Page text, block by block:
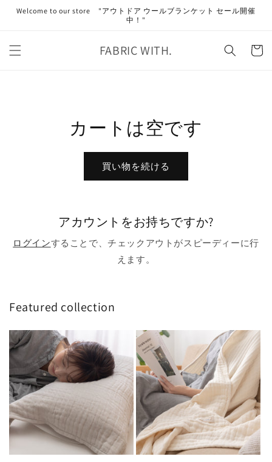
ンツに
Welcome to our store "アウトドア ウールブランケット セール開催
中！"
FABRIC WITH.
ー
カートは空です
買い物を続ける
アカウントをお持ちですか?
ログインすることで、チェックアウトがスピーディーに行
えます。
Featured collection